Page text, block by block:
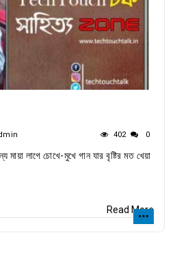
402 0
মায়া লাগে চোখে-মুখে গান যার বৃষ্টির মত খেয়া
Read More